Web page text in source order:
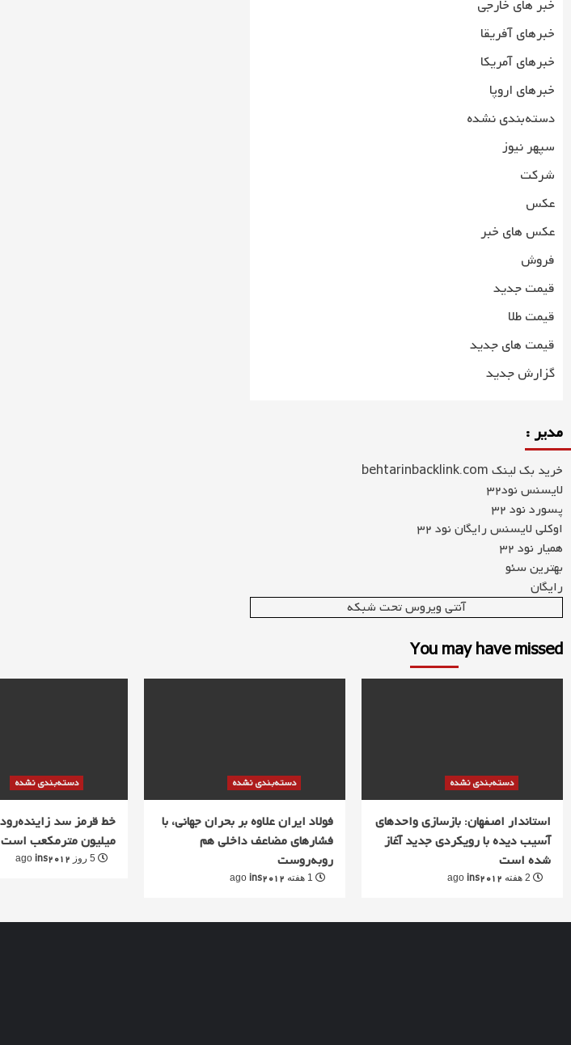
خبر های خارجی
خبرهای آفریقا
خبرهای آمریکا
خبرهای اروپا
دسته‌بندی نشده
سپهر نیوز
شرکت
عکس
عکس های خبر
فروش
قیمت جدید
قیمت طلا
قیمت های جدید
گزارش جدید
مدیر :
خرید بک لینک behtarinbacklink.com
لایسنس نود32
پسورد نود 32
اوکلی لایسنس رایگان نود 32
همیار نود 32
بهترین سئو
رایگان
آنتی ویروس تحت شبکه
You may have missed
دسته‌بندی نشده
میلیون مترمکعب است
5 روز ago ins2012
دسته‌بندی نشده
فولاد ایران علاوه بر بحران جهانی، با
فشارهای مضاعف داخلی هم
روبه‌روست
1 هفته ago ins2012
دسته‌بندی نشده
استاندار اصفهان: بازسازی واحدهای
آسیب دیده با رویکردی جدید آغاز
شده است
ins2012